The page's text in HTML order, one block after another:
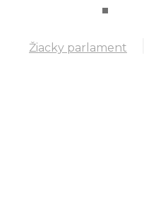
Žiacky parlament